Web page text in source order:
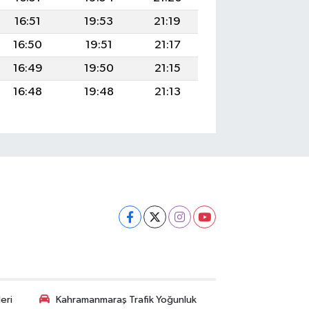
16:51
19:53
21:19
16:50
19:51
21:17
16:49
19:50
21:15
16:48
19:48 21:13
Kahramanmaraş Trafik Yoğunluk